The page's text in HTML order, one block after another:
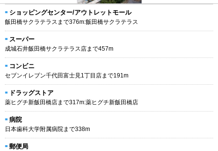
ショッピングセンター/アウトレットモール
飯田橋サクラテラスまで376m:飯田橋サクラテラス
スーパー
成城石井飯田橋サクラテラス店まで457m
コンビニ
セブンイレブン千代田富士見1丁目店まで191m
ドラッグストア
薬ヒグチ新飯田橋店まで317m:薬ヒグチ新飯田橋店
病院
日本歯科大学附属病院まで338m
郵便局